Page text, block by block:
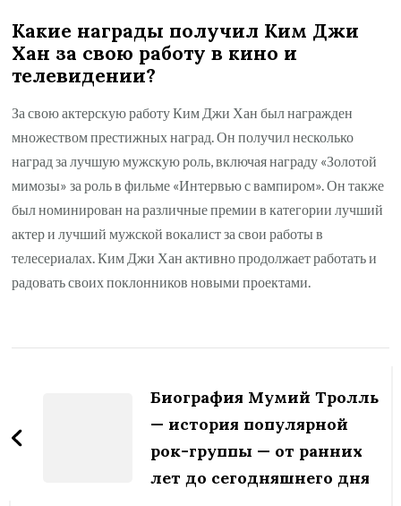
Какие награды получил Ким Джи
Хан за свою работу в кино и
телевидении?
За свою актерскую работу Ким Джи Хан был награжден
множеством престижных наград. Он получил несколько
наград за лучшую мужскую роль, включая награду «Золотой
мимозы» за роль в фильме «Интервью с вампиром». Он также
был номинирован на различные премии в категории лучший
актер и лучший мужской вокалист за свои работы в
телесериалах. Ким Джи Хан активно продолжает работать и
радовать своих поклонников новыми проектами.
записям
Биография Мумий Тролль
— история популярной
рок-группы — от ранних
лет до сегодняшнего дня